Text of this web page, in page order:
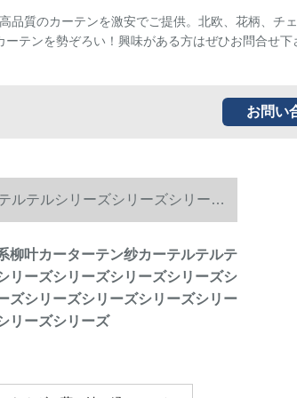
品質のカーテンを激安でご提供。北欧、花柄、チ
ーテンを勢ぞろい！興味がある方はぜひお問合せ下
お問い
ルテルシリーズシリーズシリーズ
ーズシリーズシリーズシリーズ
柳叶カーターテン纱カーテルテルテ
リーズシリーズシリーズシリーズシ
ズシリーズシリーズシリーズシリー
リーズシリーズ